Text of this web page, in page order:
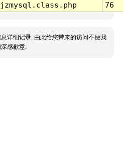
76
详细记录, 由此给您带来的访问不便我
感歉意.